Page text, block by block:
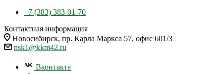
+7 (383) 383-01-70
Контактная информация
Новосибирск, пр. Карла Маркса 57, офис 601/3
nsk1@kkm42.ru
Вконтакте